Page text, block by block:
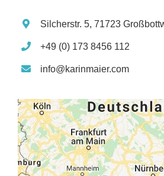
Silcherstr. 5, 71723
+49 (0) 173 8456 112
info@karinmaier.com